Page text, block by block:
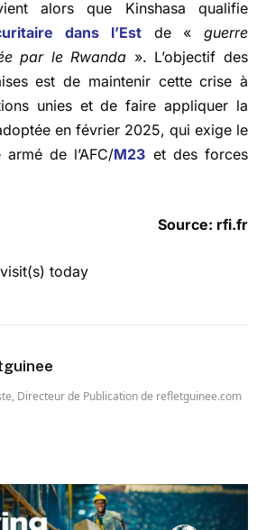
alors que Kinshasa qualifie
dans l’Estde «guerre
par le Rwanda ». L’objectif des
est de maintenir cette crise à
unies et de faire appliquer la
en février 2025, qui exige le
de l’AFC/M23 et des forces
Source: rfi.fr
today
Directeur de Publication de refletguinee.com